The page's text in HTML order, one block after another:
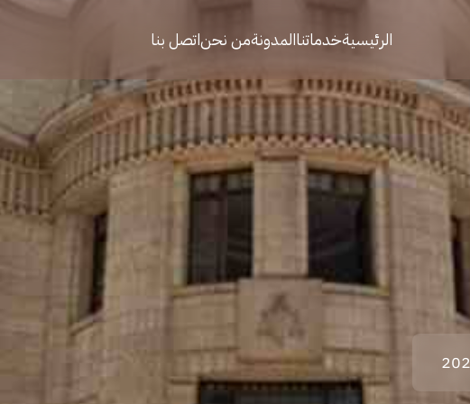
الرئيسيةخدماتناالمدونةمن نحناتصل بنا